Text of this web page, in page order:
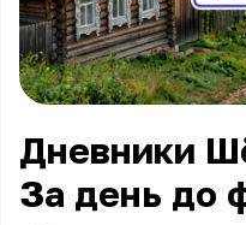
Дневники
За день до